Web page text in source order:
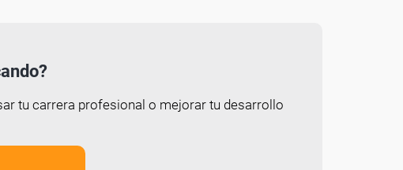
tu carrera profesional o mejorar tu desarrollo